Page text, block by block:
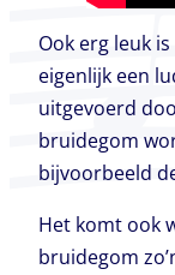
Ook erg leuk
eigenlijk een
uitgevoerd
bruidegom
bijvoorbeeld
Het komt ook
bruidegom